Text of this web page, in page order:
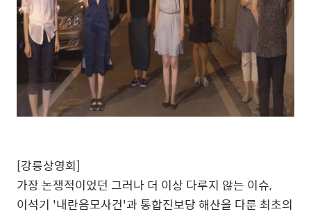
[강릉상영회]
가장 논쟁적이었던 그러나 더 이상 다루지 않는 이슈,
이석기 '내란음모사건'과 통합진보당 해산을 다룬 최초의